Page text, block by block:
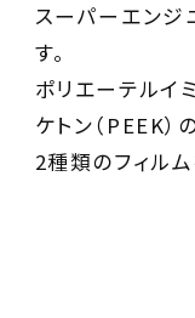
スーパーエンジ
す。
ポリエーテルイ
ケトン（PEEK）
2種類のフィル